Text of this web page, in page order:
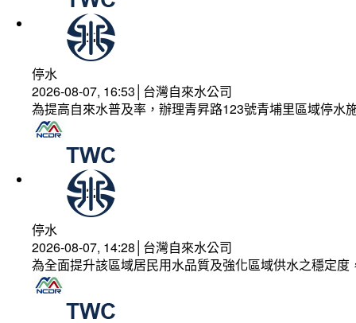
停水
2026-08-07, 16:53│台灣自來水公司
為提高自來水普及率，辦理青昇路123號青埔里區域停水
停水
2026-08-07, 14:28│台灣自來水公司
為全面提升該區域居民用水品質及強化區域供水之穩定